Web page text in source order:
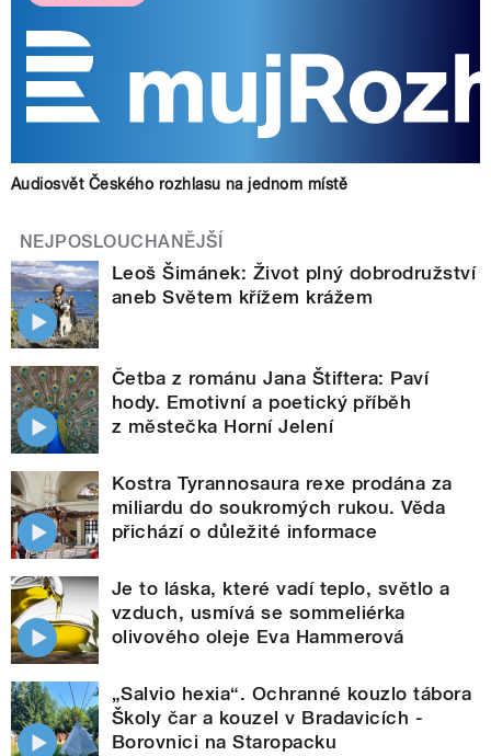
Audiosvět Českého rozhlasu na jednom místě
NEJPOSLOUCHANĚJŠÍ
Leoš Šimánek: Život plný dobrodružství
aneb Světem křížem krážem
Četba z románu Jana Štiftera: Paví
hody. Emotivní a poetický příběh
z městečka Horní Jelení
Kostra Tyrannosaura rexe prodána za
miliardu do soukromých rukou. Věda
přichází o důležité informace
Je to láska, které vadí teplo, světlo a
vzduch, usmívá se sommeliérka
olivového oleje Eva Hammerová
„Salvio hexia“. Ochranné kouzlo tábora
Školy čar a kouzel v Bradavicích -
Borovnici na Staropacku